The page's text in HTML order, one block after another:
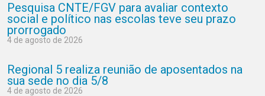
Pesquisa CNTE/FGV para avaliar contexto
social e político nas escolas teve seu prazo
prorrogado
4 de agosto de 2026
Regional 5 realiza reunião de aposentados na
sua sede no dia 5/8
4 de agosto de 2026